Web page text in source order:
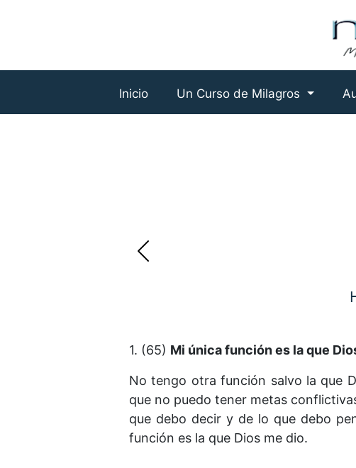
Inicio Un Curso de Milagros
1. (65) Mi única función es la que
No tengo otra función salvo la que
que no puedo tener metas
que debo decir y de lo que debo
función es la que Dios me dio.